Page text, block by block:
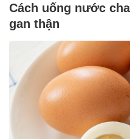
Cách uống nước
gan thận